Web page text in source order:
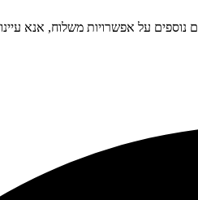
על אפשרויות משלוח, אנא